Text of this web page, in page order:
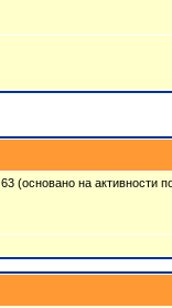
(основано на активности